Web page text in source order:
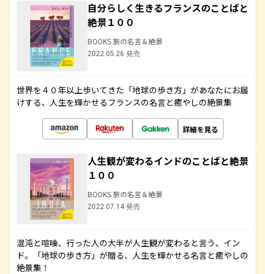
自分らしく生きるフランスのことばと
絶景１００
BOOKS 旅の名言＆絶景
2022.05.26 発売
世界を４０年以上歩いてきた「地球の歩き方」があなたにお届
けする、人生を輝かせるフランスの名言と癒やしの絶景集
詳細を見る
人生観が変わるインドのことばと絶景
１００
BOOKS 旅の名言＆絶景
2022.07.14 発売
混沌と喧噪、行った人の大半が人生観が変わると言う、イン
ド。「地球の歩き方」が贈る、人生を輝かせる名言と癒やしの
絶景集！